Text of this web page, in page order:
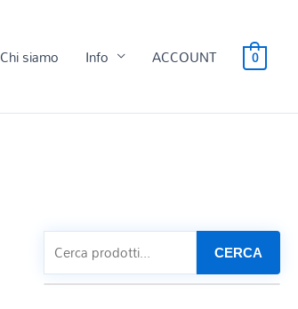
Chi siamo Info ACCOUNT 0
CERCA